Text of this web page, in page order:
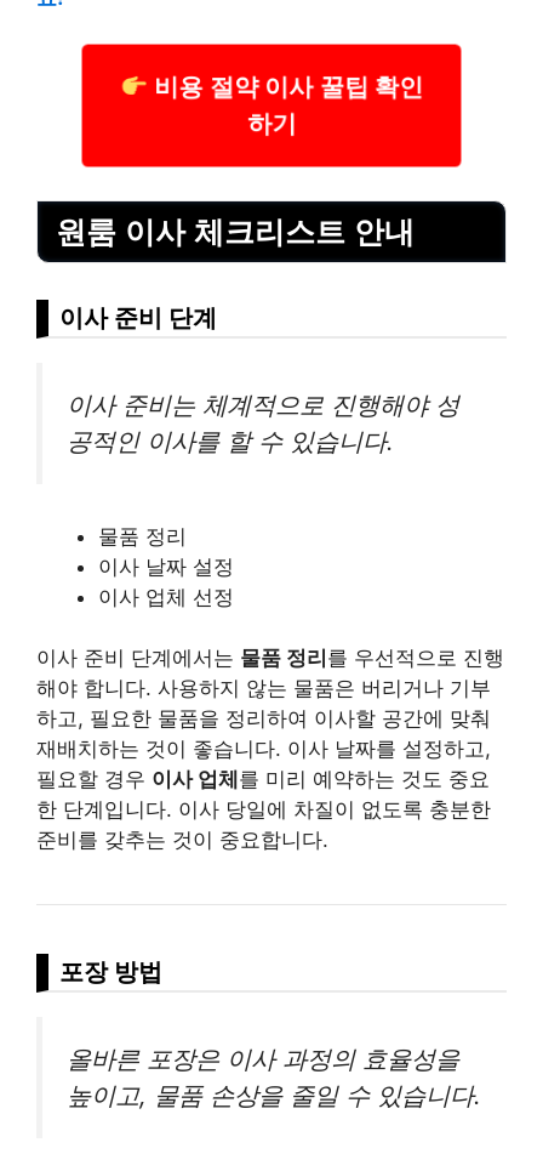
비용 절약 이사 꿀팁 확인
하기
원룸 이사 체크리스트 안내
이사 준비 단계
이사 준비는 체계적으로 진행해야 성
공적인 이사를 할 수 있습니다.
물품 정리
이사 날짜 설정
이사 업체 선정
이사 준비 단계에서는 물품 정리 를 우선적으로 진행
해야 합니다. 사용하지 않는 물품은 버리거나 기부
하고, 필요한 물품을 정리하여 이사할 공간에 맞춰
재배치하는 것이 좋습니다. 이사 날짜를 설정하고,
필요할 경우 이사 업체 를 미리 예약하는 것도 중요
한 단계입니다. 이사 당일에 차질이 없도록 충분한
준비를 갖추는 것이 중요합니다.
포장 방법
올바른 포장은 이사 과정의 효율성을
높이고, 물품 손상을 줄일 수 있습니다.